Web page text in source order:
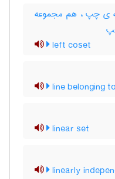
ی چپ ، هم مجموعه
left coset
line belonging
linear set
linearly